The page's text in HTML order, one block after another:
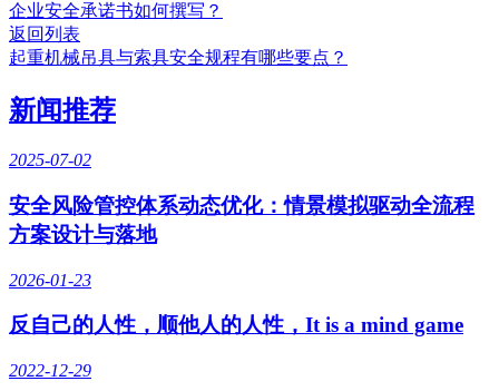
企业安全承诺书如何撰写？
返回列表
起重机械吊具与索具安全规程有哪些要点？
新闻推荐
2025-07-02
安全风险管控体系动态优化：情景模拟驱动全流程
方案设计与落地
2026-01-23
反自己的人性，顺他人的人性，It is a mind game
2022-12-29